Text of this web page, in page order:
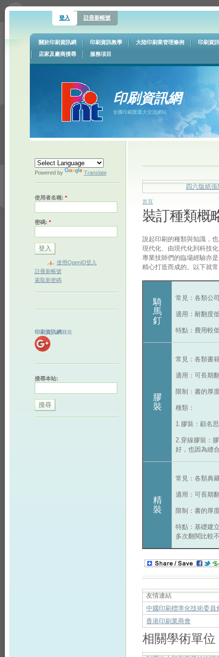
登入 註冊新帳號
關於印刷資訊網 印刷資訊教學 大陸印刷業管理條例
印刷資
店家及廠商搜尋
服務項目
印刷資訊網
全國印刷業最大交流網站
Powered by Translate
使用者名稱: *
密碼: *
使用OpenID登入
註冊新帳號
索取新密碼
印刷資訊網就在
搜尋本站:
四六版紙
首頁
裝訂種類概
說起印刷的種類與知識，
現代化、由現代化到科技
專業技師們的臨場經驗亦
精心打造而成的。以下就
騎
馬
釘
常見：各類公
適用：耐翻度
特點：費用較
膠
裝
常見：各類書
適用：可長期
限制：書的厚
種類：
1.膠裝：顧名
2.穿線膠裝：
好，也因為縫
精
裝
常見：各類典
適用：可長期
限制：書的厚
特點：基礎建
多次翻閱比較
友情連結
中國印刷標準化技術委員
香港印刷業商會
相關學術單位